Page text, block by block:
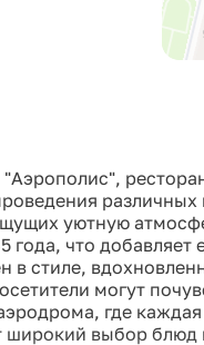
уютную
что добавляет
в стиле,
могут
где
выбор блюд